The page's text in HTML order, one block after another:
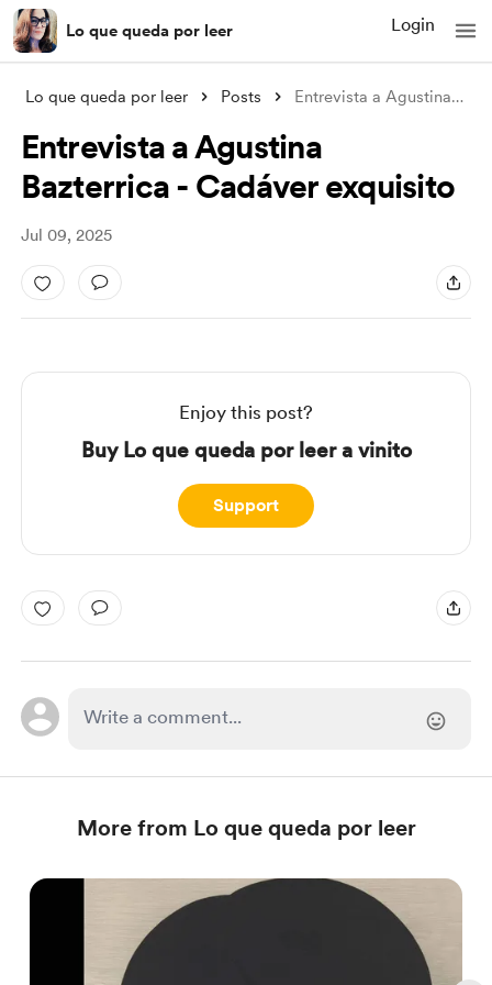
Lo que queda por leer Login
Lo que queda por leer Posts Entrevista a Agustina Bazterrica - Cadáv
Entrevista a Agustina
Bazterrica - Cadáver exquisito
Jul 09, 2025
Enjoy this post?
Buy Lo que queda por leer a vinito
Support
More from Lo que queda por leer